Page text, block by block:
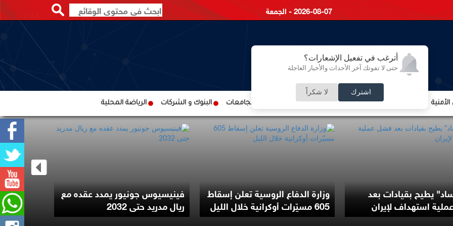
أترغب في تفعيل الإشعارات؟
حتى لا تفوتك آخر الأحداث والأخبار العاجلة
اشترك لا شكراً
2026-08-07 - الجمعة
الشؤون الإقتصادية الشؤون البرلمانية التعليم والجامعات البنوك و الشركات الرياضة المحلية
يطيح بقيادات بعد
استهداف لإيران
وزارة الدفاع الروسية تعلن إسقاط
605 مسيّرات أوكرانية خلال الليل
فينيسيوس جونيور يمدد عقده مع
ريال مدريد حتى 2032
ترامب
لتقييد